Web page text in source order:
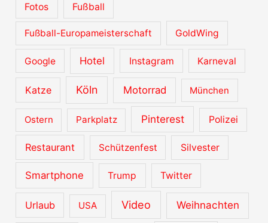
Fotos Fußball
Fußball-Europameisterschaft GoldWing
Google Hotel Instagram Karneval
Katze Köln Motorrad München
Ostern Parkplatz Pinterest Polizei
Restaurant Schützenfest Silvester
Smartphone Trump Twitter
Urlaub USA Video Weihnachten